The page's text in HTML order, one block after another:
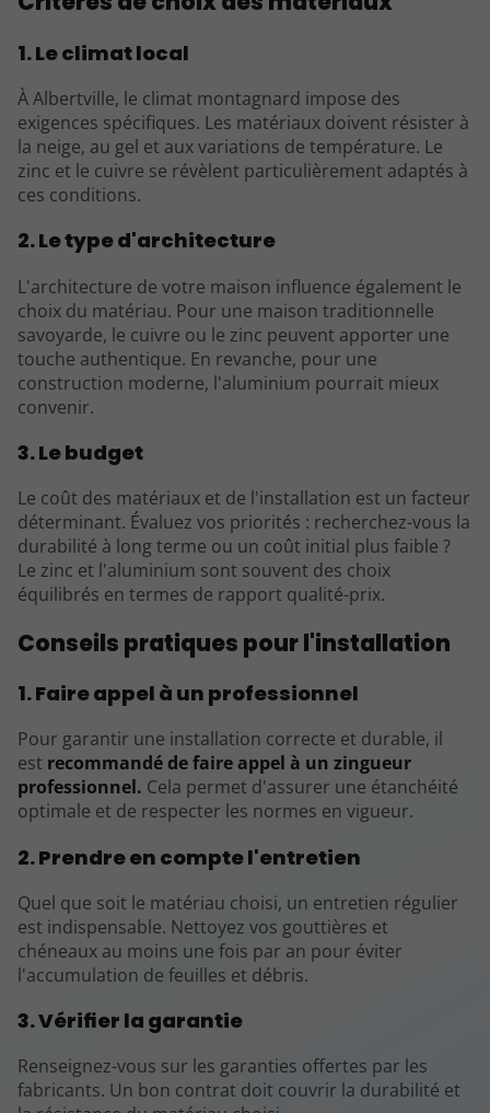
1. Le climat local
À Albertville, le climat montagnard impose des
exigences spécifiques. Les matériaux doivent résister à
la neige, au gel et aux variations de température. Le
zinc et le cuivre se révèlent particulièrement adaptés à
ces conditions.
2. Le type d'architecture
L'architecture de votre maison influence également le
choix du matériau. Pour une maison traditionnelle
savoyarde, le cuivre ou le zinc peuvent apporter une
touche authentique. En revanche, pour une
construction moderne, l'aluminium pourrait mieux
convenir.
3. Le budget
Le coût des matériaux et de l'installation est un facteur
déterminant. Évaluez vos priorités : recherchez-vous la
durabilité à long terme ou un coût initial plus faible ?
Le zinc et l'aluminium sont souvent des choix
équilibrés en termes de rapport qualité-prix.
Conseils pratiques pour l'installation
1. Faire appel à un professionnel
Pour garantir une installation correcte et durable, il
est recommandé de faire appel à un zingueur
professionnel. Cela permet d'assurer une étanchéité
optimale et de respecter les normes en vigueur.
2. Prendre en compte l'entretien
Quel que soit le matériau choisi, un entretien régulier
est indispensable. Nettoyez vos gouttières et
chéneaux au moins une fois par an pour éviter
l'accumulation de feuilles et débris.
3. Vérifier la garantie
Renseignez-vous sur les garanties offertes par les
fabricants. Un bon contrat doit couvrir la durabilité et